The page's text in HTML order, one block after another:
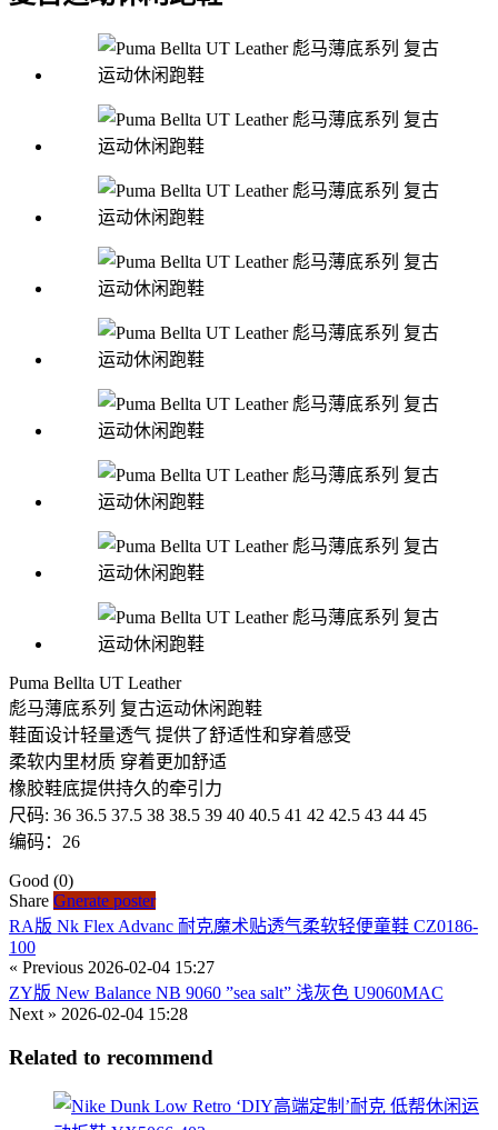
Puma Bellta UT Leather
彪马薄底系列 复古运动休闲跑鞋
鞋面设计轻量透气 提供了舒适性和穿着感受
柔软内里材质 穿着更加舒适
橡胶鞋底提供持久的牵引力
尺码: 36 36.5 37.5 38 38.5 39 40 40.5 41 42 42.5 43 44 45
编码：26
Good (0)
Share Gnerate poster
RA版 Nk Flex Advanc 耐克魔术贴透气柔软轻便童鞋 CZ0186-
100
« Previous 2026-02-04 15:27
ZY版 New Balance NB 9060 ”sea salt” 浅灰色 U9060MAC
Next » 2026-02-04 15:28
Related to recommend